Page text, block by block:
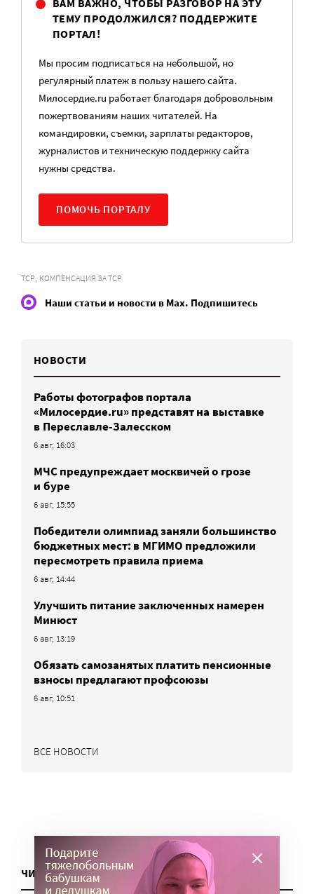
ВАМ ВАЖНО, ЧТОБЫ РАЗГОВОР НА ЭТУ
ТЕМУ ПРОДОЛЖИЛСЯ? ПОДДЕРЖИТЕ
ПОРТАЛ!
Мы просим подписаться на небольшой, но
регулярный платеж в пользу нашего сайта.
Милосердие.ru работает благодаря добровольным
пожертвованиям наших читателей. На
командировки, съемки, зарплаты редакторов,
журналистов и техническую поддержку сайта
нужны средства.
ПОМОЧЬ ПОРТАЛУ
ТСР, КОМПЕНСАЦИЯ ЗА ТСР
Наши статьи и новости в Max. Подпишитесь
НОВОСТИ
Работы фотографов портала
«Милосердие.ru» представят на выставке
в Переславле-Залесском
6 авг, 16:03
МЧС предупреждает москвичей о грозе
и буре
6 авг, 15:55
Победители олимпиад заняли большинство
бюджетных мест: в МГИМО предложили
пересмотреть правила приема
6 авг, 14:44
Улучшить питание заключенных намерен
Минюст
6 авг, 13:19
Обязать самозанятых платить пенсионные
взносы предлагают профсоюзы
6 авг, 10:51
ВСЕ НОВОСТИ
ЧИТАТЬ ЕЩЕ